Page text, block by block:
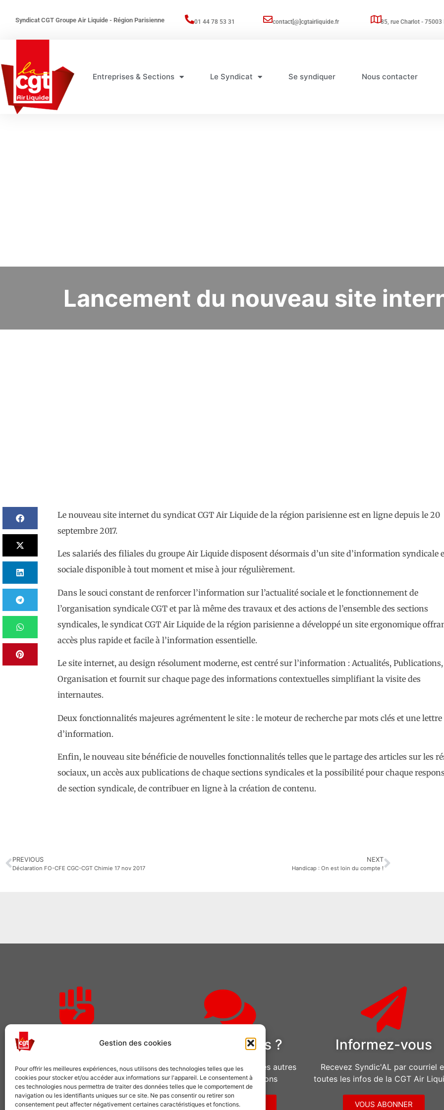
Gestion des cookies
Pour offrir les meilleures expériences, nous utilisons des technologies telles que les
cookies pour stocker et/ou accéder aux informations sur l'appareil. Le consentement à
ces technologies nous permettra de traiter des données telles que le comportement de
navigation ou les identifiants uniques sur ce site. Ne pas consentir ou retirer son
consentement peut affecter négativement certaines caractéristiques et fonctions.
Syndicat CGT Groupe Air Liquide - Région Parisienne 01 44 78 53 31 contact[@]cgtairliquide.fr 85, rue Charlot - 75003
Entreprises & Sections Le Syndicat Se syndiquer Nous contacter
Lancement du nouveau site
Le nouveau site internet du syndicat CGT Air Liquide de la région parisienne est en ligne depuis le 20
septembre 2017.
Les salariés des filiales du groupe Air Liquide disposent désormais d’un site d’information syndicale
sociale disponible à tout moment et mise à jour régulièrement.
Dans le souci constant de renforcer l’information sur l’actualité sociale et le fonctionnement de
l’organisation syndicale CGT et par là même des travaux et des actions de l’ensemble des sections
syndicales, le syndicat CGT Air Liquide de la région parisienne a développé un site ergonomique
accès plus rapide et facile à l’information essentielle.
Le site internet, au design résolument moderne, est centré sur l’information : Actualités, Publications,
Organisation et fournit sur chaque page des informations contextuelles simplifiant la visite des
internautes.
Deux fonctionnalités majeures agrémentent le site : le moteur de recherche par mots clés et une lettre
d’information.
Enfin, le nouveau site bénéficie de nouvelles fonctionnalités telles que le partage des articles sur les
sociaux, un accès aux publications de chaque sections syndicales et la possibilité pour chaque
de section syndicale, de contribuer en ligne à la création de contenu.
PREVIOUS
Déclaration FO-CFE CGC-CGT Chimie 17 nov 2017
NEXT
Handicap : On est loin du compte !
Rejoignez-nous
Comme plusieurs centaines de
milliers de salariés, choisissez la CGT
VOUS SYNDIQUER
Des questions ?
Pour adhérer ou pour toutes autres
demandes d’informations
NOUS CONTACTER
Informez-vous
Recevez Syndic'AL par courriel
toutes les infos de la CGT Air
VOUS ABONNER